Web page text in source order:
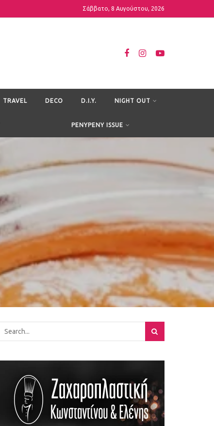
Σάββατο, 8 Αυγούστου, 2026
TRAVEL DECO D.I.Y. NIGHT OUT
PENYPENY ISSUE